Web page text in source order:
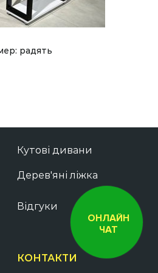
радять
Кутові дивани
Дерев'яні ліжка
Відгуки
КОНТАКТИ
ОНЛАЙН
ЧАТ